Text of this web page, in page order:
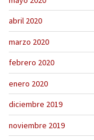
abril 2020
marzo 2020
febrero 2020
enero 2020
diciembre 2019
noviembre 2019